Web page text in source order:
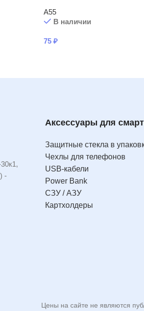
A55
В наличии
75 ₽
-
Аксессуары для
Защитные стекла в
Чехлы для телефонов
USB-кабели
Power Bank
СЗУ / АЗУ
Картхолдеры
Цены на сайте не являются